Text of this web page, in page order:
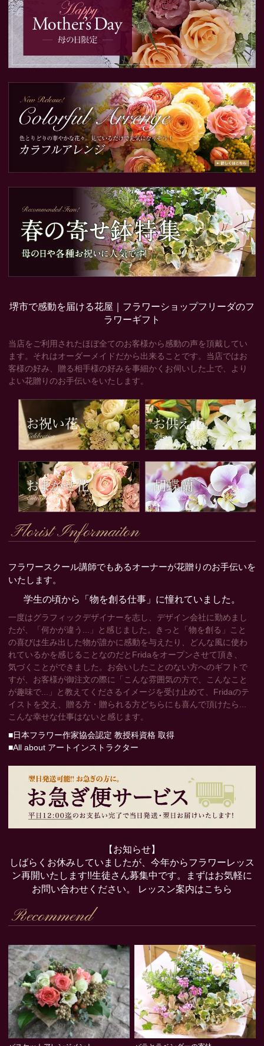
堺市で感動を届ける花屋｜フラワーショップフリーダのフ
ラワーギフト
当店をご利用されたほぼ全てのお客様から感動の声を頂戴してい
ます。それはオーダーメイドだから出来ることです。当店ではお
客様の好み、贈る相手様の好みを事細かくお伺いした上で、より
よい花贈りのお手伝いをいたします。
Florist Informaiton
フラワースクール講師でもあるオーナーが花贈りのお手伝いを
いたします。
学生の頃から「物を創る仕事」に憧れていました。
一度はグラフィックデザイナーを志し、デザイン会社に勤めまし
たが、「何かが違う...」と感じました。きっと「物を創る」こと
の喜びは生み出した物が誰かに感動を与えたり、どんな風に使わ
れているかを感じることなのだとFridaをオープンさせて頂き、
気づくことができました。お会いしたことのない方へのギフトで
すが、お客様が御注文の際に「こんな雰囲気の方で、こんなこと
が趣味で...」と教えてくださるイメージを受け止めて、Fridaのテ
イストを交え、贈る方・贈られる方どちらにも喜んで頂けたら...
こんな幸せな仕事はないと感じます。
■日本フラワー作家協会認定 教授科資格 取得
■All about アートインストラクター
【お知らせ】
しばらくお休みしていましたが、今年からフラワーレッス
ン再開いたします!!生徒さん募集中です。まずはお気軽に
お問い合わせください。
レッスン案内はこちら
Recommend